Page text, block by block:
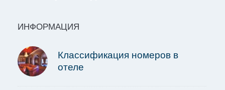
ИНФОРМАЦИЯ
Классификация номеров в
отеле